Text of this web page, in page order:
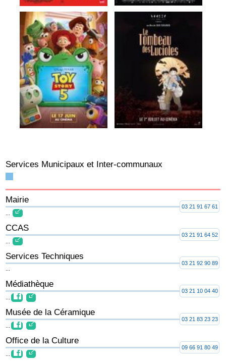
Services Municipaux et Inter-communaux
Mairie
03 21 91 67 61
CCAS
03 21 91 64 52
Services Techniques
03 21 92 90 89
Médiathèque
...
03 21 10 04 40
Musée de la Céramique
03 21 83 23 23
Office de la Culture
09 66 91 80 49